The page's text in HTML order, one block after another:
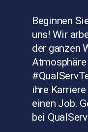
Beginnen
uns! Wir
der ganzen
ihre
einen Job.
bei